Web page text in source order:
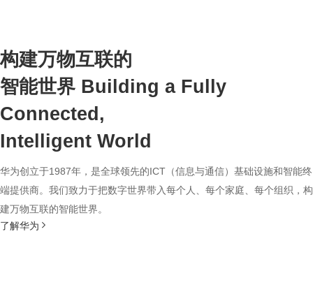
构建万物互联的
智能世界 Building a Fully
Connected,
Intelligent World
华为创立于1987年，是全球领先的ICT（信息与通信）基础设施和智能终
端提供商。我们致力于把数字世界带入每个人、每个家庭、每个组织，构
建万物互联的智能世界。
了解华为